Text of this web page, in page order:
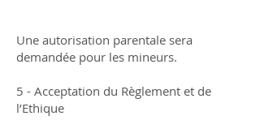
Une autorisation parentale sera
demandée pour les mineurs.
5 - Acceptation du Règlement et de
l’Ethique